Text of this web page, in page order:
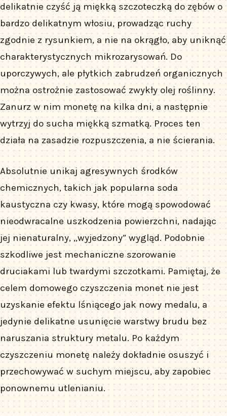
delikatnie czyść ją miękką szczoteczką do zębów o
bardzo delikatnym włosiu, prowadząc ruchy
zgodnie z rysunkiem, a nie na okrągło, aby uniknąć
charakterystycznych mikrozarysowań. Do
uporczywych, ale płytkich zabrudzeń organicznych
można ostrożnie zastosować zwykły olej roślinny.
Zanurz w nim monetę na kilka dni, a następnie
wytrzyj do sucha miękką szmatką. Proces ten
działa na zasadzie rozpuszczenia, a nie ścierania.
Absolutnie unikaj agresywnych środków
chemicznych, takich jak popularna soda
kaustyczna czy kwasy, które mogą spowodować
nieodwracalne uszkodzenia powierzchni, nadając
jej nienaturalny, „wyjedzony” wygląd. Podobnie
szkodliwe jest mechaniczne szorowanie
druciakami lub twardymi szczotkami. Pamiętaj, że
celem domowego czyszczenia monet nie jest
uzyskanie efektu lśniącego jak nowy medalu, a
jedynie delikatne usunięcie warstwy brudu bez
naruszania struktury metalu. Po każdym
czyszczeniu monetę należy dokładnie osuszyć i
przechowywać w suchym miejscu, aby zapobiec
ponownemu utlenianiu.